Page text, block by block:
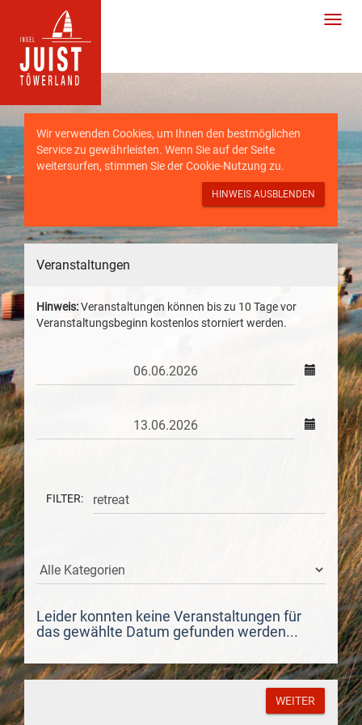
Wir verwenden Cookies, um Ihnen den bestmöglichen
Service zu gewährleisten. Wenn Sie auf der Seite
weitersurfen, stimmen Sie derCookie-Nutzung zu.
HINWEIS AUSBLENDEN
Veranstaltungen
Hinweis:Veranstaltungen können bis zu 10 Tage vor
Veranstaltungsbeginn kostenlos storniert werden.
FILTER:
Leider konnten keine Veranstaltungen für
das gewählte Datum gefunden werden...
WEITER